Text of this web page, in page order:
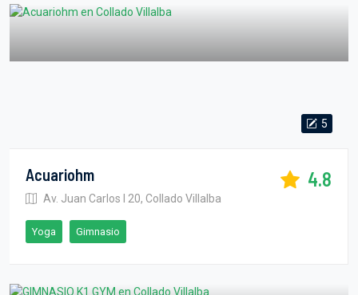
5
Acuariohm
Av. Juan Carlos I 20, Collado Villalba
4.8
Yoga Gimnasio